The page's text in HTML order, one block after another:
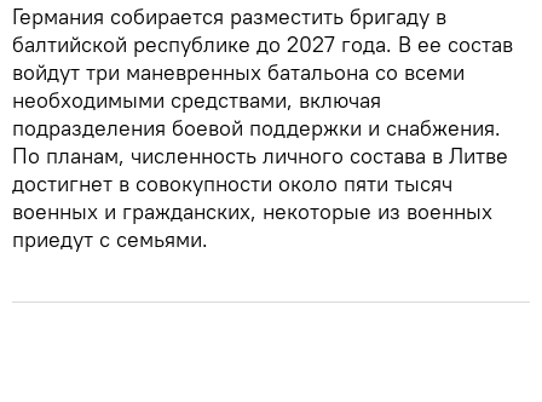
Германия собирается разместить бригаду в
балтийской республике до 2027 года. В ее состав
войдут три маневренных батальона со всеми
необходимыми средствами, включая
подразделения боевой поддержки и снабжения.
По планам, численность личного состава в Литве
достигнет в совокупности около пяти тысяч
военных и гражданских, некоторые из военных
приедут с семьями.